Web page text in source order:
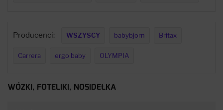
Producenci: WSZYSCY babybjorn Britax
Carrera ergo baby OLYMPIA
WÓZKI, FOTELIKI, NOSIDEŁKA